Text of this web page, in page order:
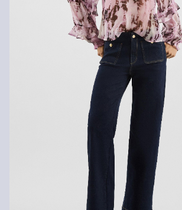
Normaal wasprogramma 30 °C